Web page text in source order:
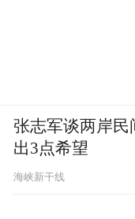
张志军谈两岸民
出3点希望
海峡新干线